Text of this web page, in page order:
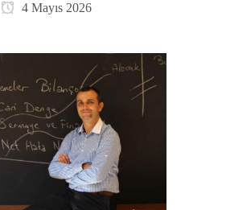
4 Mayıs 2026